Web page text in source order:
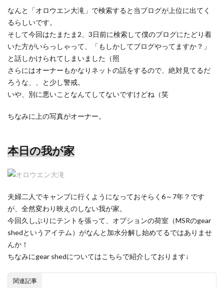
なんと「オロウエン大滝」で検索すると当ブログが上位に出てく
るらしいです。
そして今回はたまたま2、3日前に検索して僕のブログにたどり着
いた方がいらっしゃって、「もしかしてブログやってますか？」
と話しかけられてしまいました（照
さらにはオーナーもかなりネットの話をするので、絶対見てるだ
ろうな、、と少し警戒。
いや、別に悪いことなんてしてないですけどね（笑
ちなみに上の写真がオーナー。
本日の我が家
夫婦二人でキャンプに行くようになっておそらく6～7年？です
が、全然変わり映えのしない我が家。
今回久しぶりにテントを張って、オプションの荷室（MSRのgear
shedというアイテム）がなんと加水分解し始めてるではありませ
んか！
ちなみにgear shedについてはこちらで紹介しております↓
関連記事